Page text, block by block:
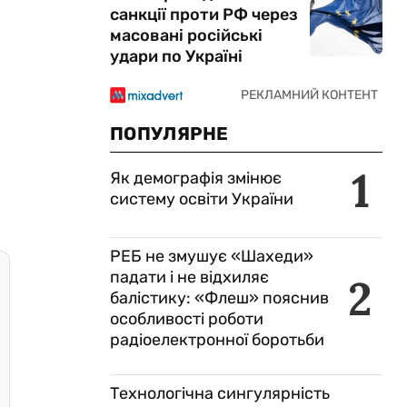
санкції проти РФ через
масовані російські
удари по Україні
ПОПУЛЯРНЕ
1
Як демографія змінює
систему освіти України
2
РЕБ не змушує «Шахеди»
падати і не відхиляє
балістику: «Флеш» пояснив
особливості роботи
радіоелектронної боротьби
Технологічна сингулярність